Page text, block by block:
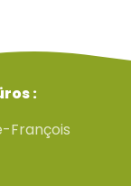
:
François